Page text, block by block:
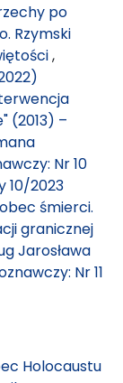
po
Rzymski
,
(2013) –
Nr 10
10/2023
śmierci.
granicznej
Jarosława
Nr 11
Holocaustu